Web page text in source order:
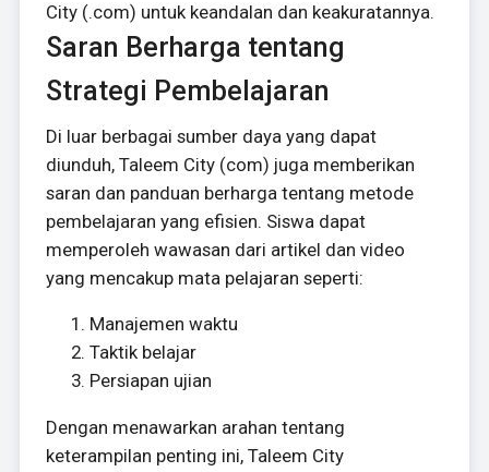
City (.com) untuk keandalan dan keakuratannya.
Saran Berharga tentang
Strategi Pembelajaran
Di luar berbagai sumber daya yang dapat
diunduh, Taleem City (com) juga memberikan
saran dan panduan berharga tentang metode
pembelajaran yang efisien. Siswa dapat
memperoleh wawasan dari artikel dan video
yang mencakup mata pelajaran seperti:
Manajemen waktu
Taktik belajar
Persiapan ujian
Dengan menawarkan arahan tentang
keterampilan penting ini, Taleem City